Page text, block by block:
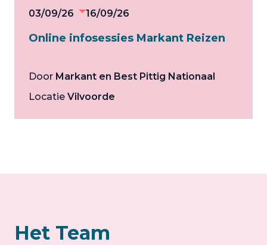
03/09/26 16/09/26
Online infosessies Markant Reizen
Door Markant en Best Pittig Nationaal
Locatie Vilvoorde
Het Team